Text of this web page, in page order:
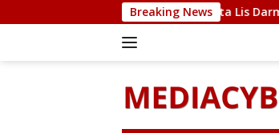
ke
Breaking News
Wali Kota Lis Darmansyah